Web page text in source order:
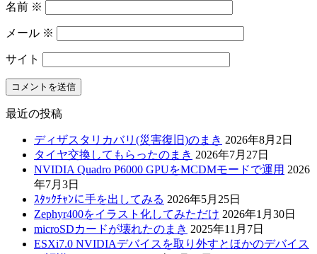
名前 ※
メール ※
サイト
最近の投稿
ディザスタリカバリ(災害復旧)のまき 2026年8月2日
タイヤ交換してもらったのまき 2026年7月27日
NVIDIA Quadro P6000 GPUをMCDMモードで運用 2026
年7月3日
ｽﾀｯｸﾁｬﾝに手を出してみる 2026年5月25日
Zephyr400をイラスト化してみただけ 2026年1月30日
microSDカードが壊れたのまき 2025年11月7日
ESXi7.0 NVIDIAデバイスを取り外すとほかのデバイス